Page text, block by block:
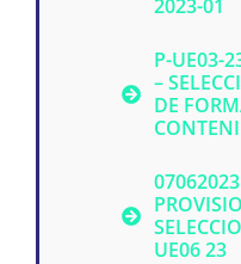
2023-01
P-UE03-
–
DE
UE06 23